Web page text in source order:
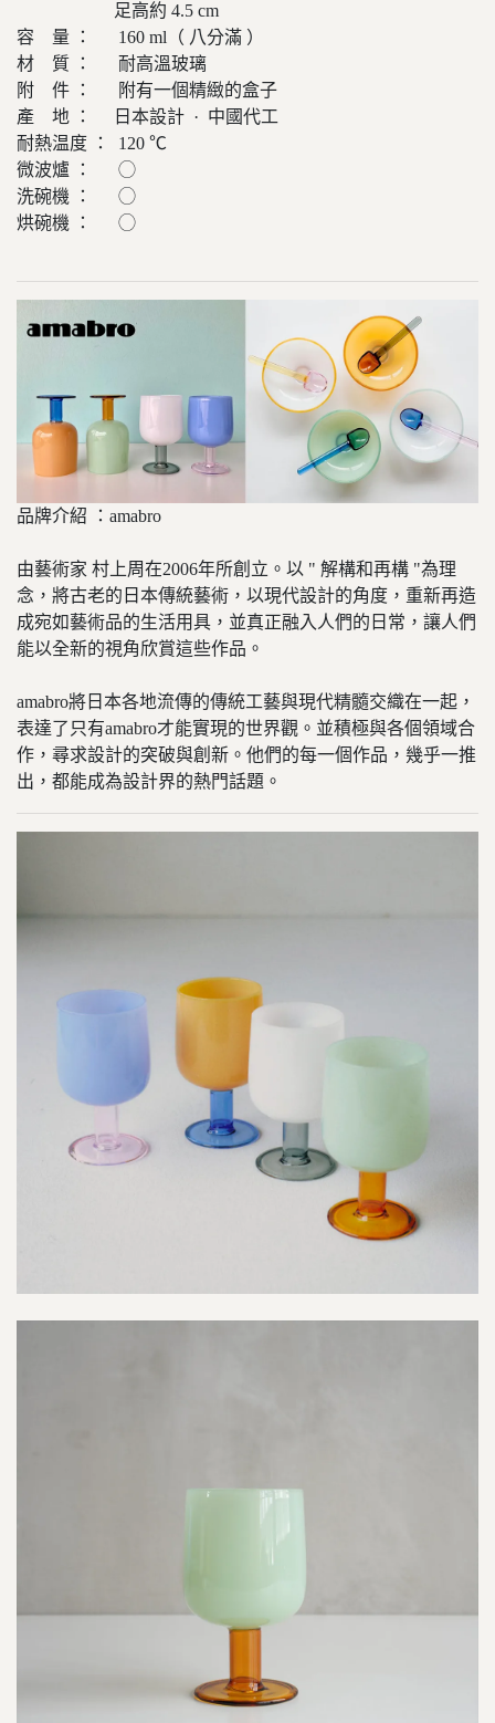
足高約 4.5 cm
容 量 ： 160 ml（ 八分滿 ）
材 質 ： 耐高溫玻璃
附 件 ： 附有一個精緻的盒子
產 地 ： 日本設計 · 中國代工
耐熱温度 ： 120 ℃
微波爐 ： ◯
洗碗機 ： ◯
烘碗機 ： ◯
品牌介紹 ：amabro
由藝術家 村上周在2006年所創立。以 " 解構和再構 "為理
念，將古老的日本傳統藝術，以現代設計的角度，重新再造
成宛如藝術品的生活用具，並真正融入人們的日常，讓人們
能以全新的視角欣賞這些作品。
amabro將日本各地流傳的傳統工藝與現代精髓交織在一起，
表達了只有amabro才能實現的世界觀。並積極與各個領域合
作，尋求設計的突破與創新。他們的每一個作品，幾乎一推
出，都能成為設計界的熱門話題。